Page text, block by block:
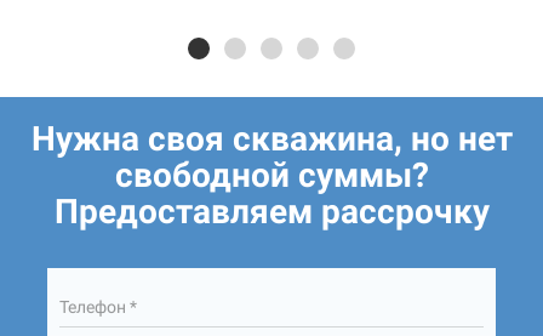
Нужна своя скважина, но нет
свободной суммы?
Предоставляем рассрочку
Телефон *